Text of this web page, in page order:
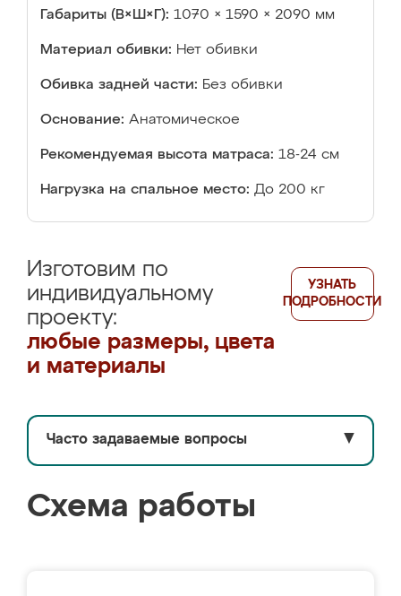
Габариты (В×Ш×Г): 1070 × 1590 × 2090 мм
Материал обивки: Нет обивки
Обивка задней части: Без обивки
Основание: Анатомическое
Рекомендуемая высота матраса: 18-24 см
Нагрузка на спальное место: До 200 кг
Изготовим по
индивидуальному
проекту:
любые размеры, цвета
и материалы
УЗНАТЬ
ПОДРОБНОСТИ
Часто задаваемые вопросы ▼
Схема работы